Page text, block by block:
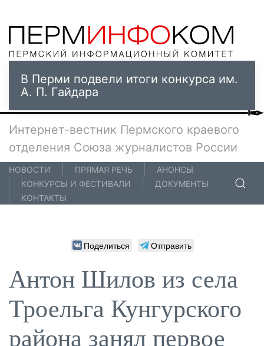
В Перми подвели итоги конкурса им.
А. П. Гайдара
Интернет-вестник Пермского краевого
отделения Союза журналистов России
НОВОСТИ ПРЯМАЯ РЕЧЬ
АНОНСЫ
КОНКУРСЫ И ФЕСТИВАЛИ
ДОКУМЕНТЫ
КОНТАКТЫ
Поделиться Отправить
Антон Шилов из села
Троельга Кунгурского
района занял первое